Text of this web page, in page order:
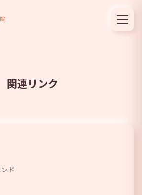
関連リンク
ド